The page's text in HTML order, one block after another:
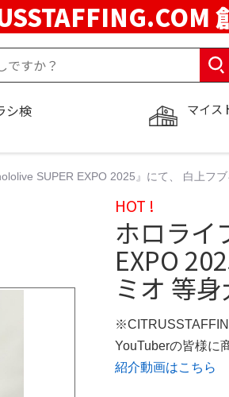
マイス
シ検
SUPER EXPO 2025』にて、 白上フ
HOT !
ホロライ
EXPO
ミオ 等
YouTuberの皆様に
紹介動画はこちら